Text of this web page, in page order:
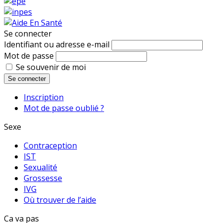
Se connecter
Identifiant ou adresse e-mail
Mot de passe
Se souvenir de moi
Se connecter
Inscription
Mot de passe oublié ?
Sexe
Contraception
IST
Sexualité
Grossesse
IVG
Où trouver de l’aide
Ca va pas